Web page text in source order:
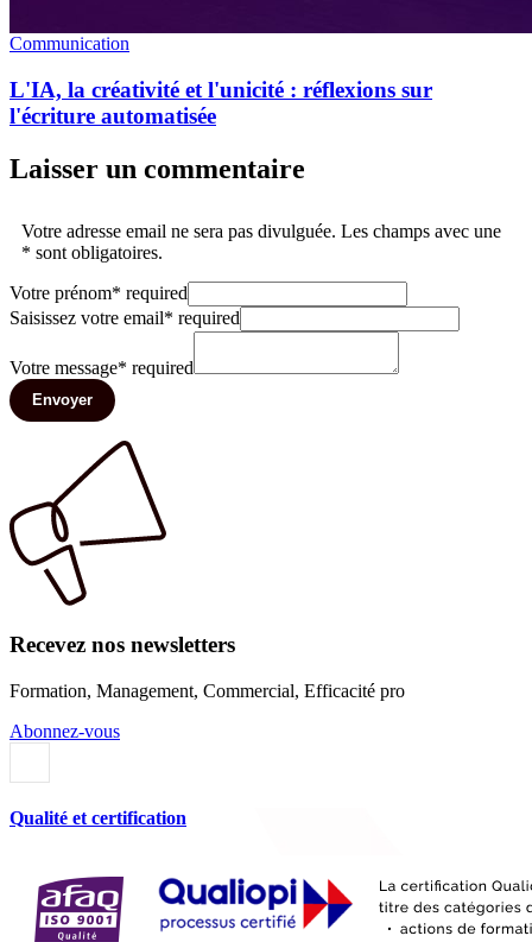
Communication
L'IA, la créativité et l'unicité : réflexions sur
l'écriture automatisée
Laisser un commentaire
Votre adresse email ne sera pas divulguée. Les champs avec une
* sont obligatoires.
Votre prénom* required
Saisissez votre email* required
Votre message* required
Envoyer
Recevez nos newsletters
Formation, Management, Commercial, Efficacité pro
Abonnez-vous
Qualité et certification